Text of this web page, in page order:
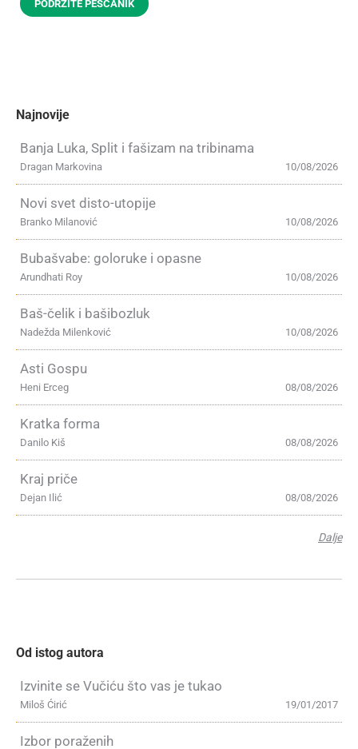
PODRŽITE PEŠČANIK
Najnovije
Banja Luka, Split i fašizam na tribinama
10/08/2026
Dragan Markovina
Novi svet disto-utopije
10/08/2026
Branko Milanović
Bubašvabe: goloruke i opasne
10/08/2026
Arundhati Roy
Baš-čelik i bašibozluk
10/08/2026
Nadežda Milenković
Asti Gospu
08/08/2026
Heni Erceg
Kratka forma
08/08/2026
Danilo Kiš
Kraj priče
08/08/2026
Dejan Ilić
Dalje
Od istog autora
Izvinite se Vučiću što vas je tukao
19/01/2017
Miloš Ćirić
Izbor poraženih